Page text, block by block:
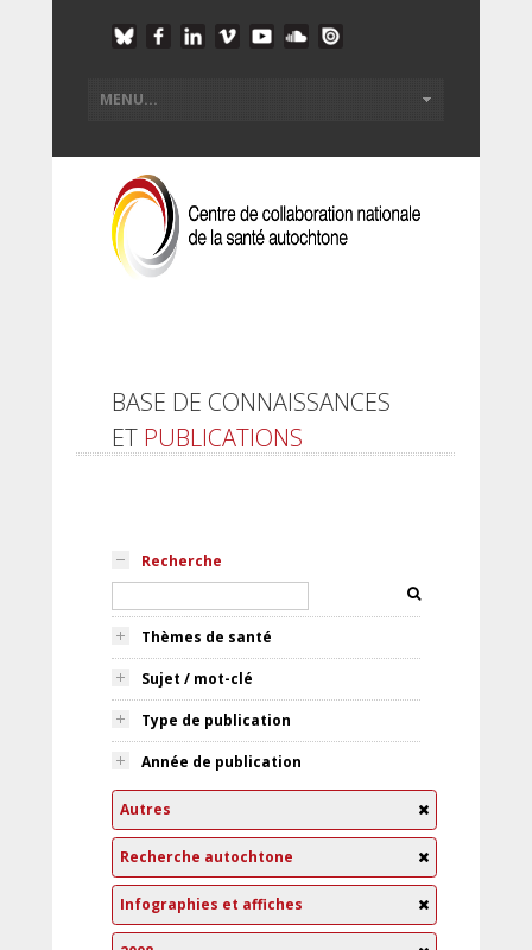
BASE DE CONNAISSANCES
ET PUBLICATIONS
Recherche
Thèmes de santé
Sujet / mot-clé
Type de publication
Année de publication
Autres
Recherche autochtone
Infographies et affiches